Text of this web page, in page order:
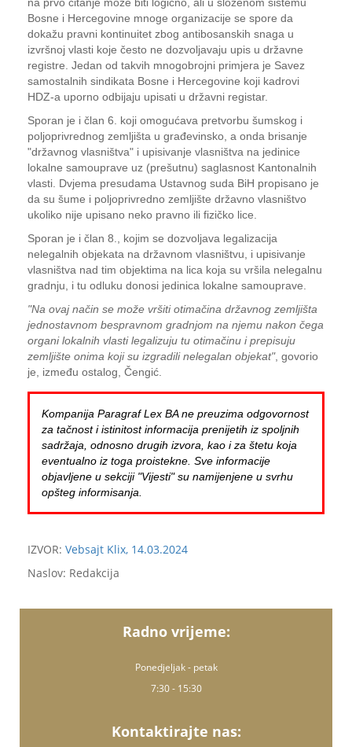
Bosne i Hercegovine mnoge organizacije se spore da
dokažu pravni kontinuitet zbog antibosanskih snaga u
izvršnoj vlasti koje često ne dozvoljavaju upis u državne
registre. Jedan od takvih mnogobrojni primjera je Savez
samostalnih sindikata Bosne i Hercegovine koji kadrovi
HDZ-a uporno odbijaju upisati u državni registar.
Sporan je i član 6. koji omogućava pretvorbu šumskog i
poljoprivrednog zemljišta u građevinsko, a onda brisanje
"državnog vlasništva" i upisivanje vlasništva na jedinice
lokalne samouprave uz (prešutnu) saglasnost Kantonalnih
vlasti. Dvjema presudama Ustavnog suda BiH propisano je
da su šume i poljoprivredno zemljište državno vlasništvo
ukoliko nije upisano neko pravno ili fizičko lice.
Sporan je i član 8., kojim se dozvoljava legalizacija
nelegalnih objekata na državnom vlasništvu, i upisivanje
vlasništva nad tim objektima na lica koja su vršila nelegalnu
gradnju, i tu odluku donosi jedinica lokalne samouprave.
"Na ovaj način se može vršiti otimačina državnog zemljišta
jednostavnom bespravnom gradnjom na njemu nakon čega
organi lokalnih vlasti legalizuju tu otimačinu i prepisuju
zemljište onima koji su izgradili nelegalan objekat", govorio
je, između ostalog, Čengić.
Kompanija Paragraf Lex BA ne preuzima odgovornost
za tačnost i istinitost informacija prenijetih iz spoljnih
sadržaja, odnosno drugih izvora, kao i za štetu koja
eventualno iz toga proistekne. Sve informacije
objavljene u sekciji "Vijesti" su namijenjene u svrhu
opšteg informisanja.
IZVOR: Vebsajt Klix, 14.03.2024
Naslov: Redakcija
Radno vrijeme:
Ponedjeljak - petak
7:30 - 15:30
Kontaktirajte nas: